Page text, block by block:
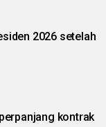
2026 setelah